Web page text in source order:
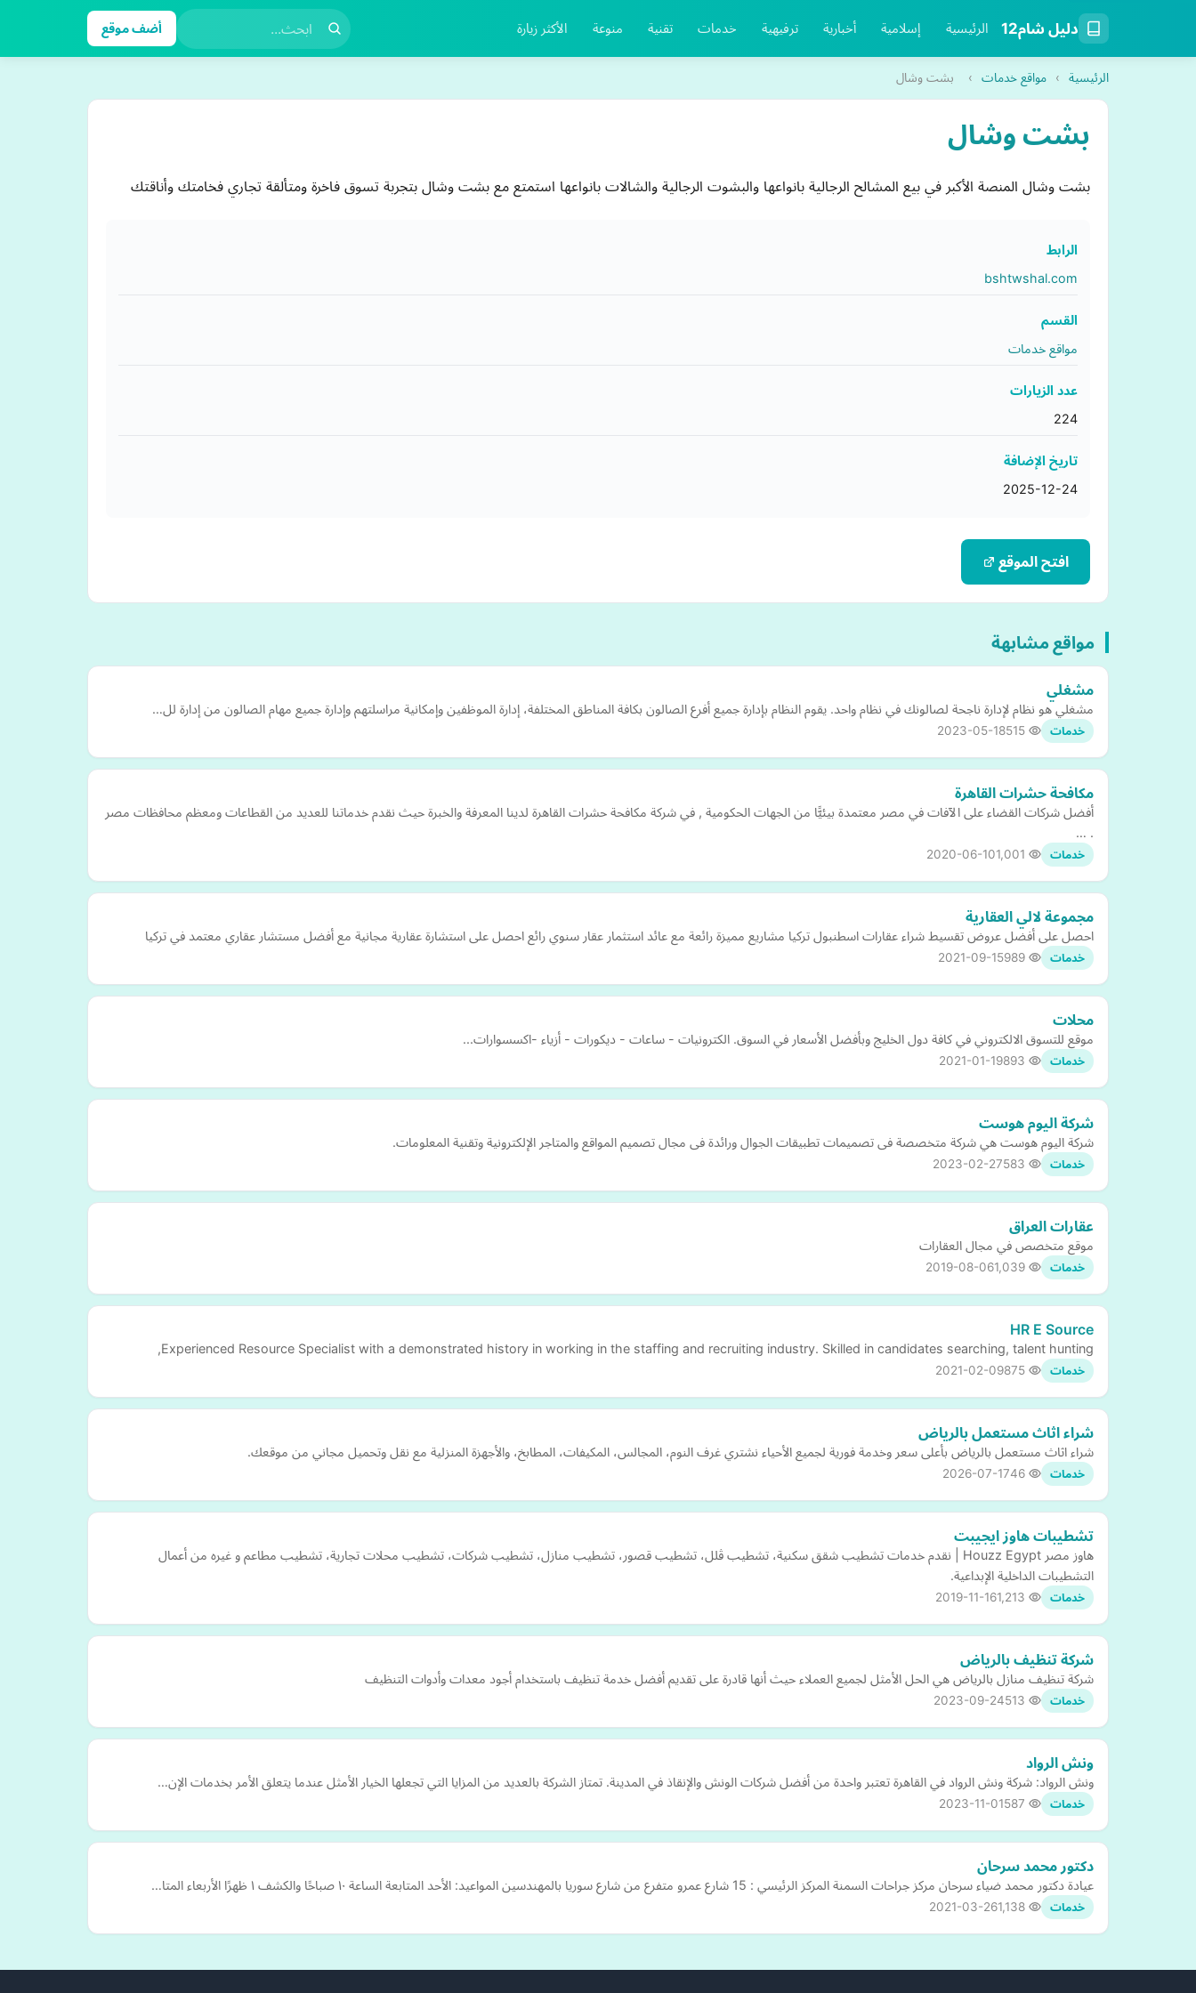
دليل شام12 الرئيسية إسلامية أخبارية ترفيهية خدمات تقنية منوعة الأكثر زيارة أضف موقع
الرئيسية › مواقع خدمات › بشت وشال
بشت وشال
بشت وشال المنصة الأكبر في بيع المشالح الرجالية بانواعها والبشوت الرجالية والشالات بانواعها استمتع مع بشت وشال بتجربة تسوق فاخرة ومتألقة تجاري فخامتك وأناقتك
الرابط
bshtwshal.com
القسم
مواقع خدمات
عدد الزيارات
224
تاريخ الإضافة
2025-12-24
افتح الموقع
مواقع مشابهة
مشغلي
مشغلي هو نظام لإدارة ناجحة لصالونك في نظام واحد. يقوم النظام بإدارة جميع أفرع الصالون بكافة المناطق المختلفة، إدارة الموظفين وإمكانية مراسلتهم وإدارة جميع مهام الصالون من إدارة لل…
خدمات 2023-05-18
مكافحة حشرات القاهرة
أفضل شركات القضاء على الآفات في مصر معتمدة بيئيًّا من الجهات الحكومية , في شركة مكافحة حشرات القاهرة لدينا المعرفة والخبرة حيث نقدم خدماتنا للعديد من القطاعات ومعظم محافظات مصر
. …
خدمات 2020-06-10
مجموعة لالي العقارية
احصل على أفضل عروض تقسيط شراء عقارات اسطنبول تركيا مشاريع مميزة رائعة مع عائد استثمار عقار سنوي رائع احصل على استشارة عقارية مجانية مع أفضل مستشار عقاري معتمد في تركيا
خدمات 2021-09-15
محلات
موقع للتسوق الالكتروني في كافة دول الخليج وبأفضل الأسعار في السوق. الكترونيات - ساعات - ديكورات - أزياء -اكسسوارات...
خدمات 2021-01-19
شركة اليوم هوست
شركة اليوم هوست هي شركة متخصصة فى تصميمات تطبيقات الجوال ورائدة فى مجال تصميم المواقع والمتاجر الإلكترونية وتقنية المعلومات.
خدمات 2023-02-27
عقارات العراق
موقع متخصص في مجال العقارات
خدمات 2019-08-06
HR E Source
Experienced Resource Specialist with a demonstrated history in working in the staffing and recruiting industry. Skilled in candidates searching, talent hunting,
خدمات 2021-02-09
شراء اثاث مستعمل بالرياض
شراء اثاث مستعمل بالرياض بأعلى سعر وخدمة فورية لجميع الأحياء نشتري غرف النوم، المجالس، المكيفات، المطابخ، والأجهزة المنزلية مع نقل وتحميل مجاني من موقعك.
خدمات 2026-07-17
تشطيبات هاوز ايجيبت
هاوز مصر Houzz Egypt | نقدم خدمات تشطيب شقق سكنية، تشطيب ڤلل، تشطيب قصور، تشطيب منازل، تشطيب شركات، تشطيب محلات تجارية، تشطيب مطاعم و غيره من أعمال
التشطيبات الداخلية الإبداعية.
خدمات 2019-11-16
شركة تنظيف بالرياض
شركة تنظيف منازل بالرياض هي الحل الأمثل لجميع العملاء حيث أنها قادرة على تقديم أفضل خدمة تنظيف باستخدام أجود معدات وأدوات التنظيف
خدمات 2023-09-24
ونش الرواد
ونش الرواد: شركة ونش الرواد في القاهرة تعتبر واحدة من أفضل شركات الونش والإنقاذ في المدينة. تمتاز الشركة بالعديد من المزايا التي تجعلها الخيار الأمثل عندما يتعلق الأمر بخدمات الإن…
خدمات 2023-11-01
دكتور محمد سرحان
عيادة دكتور محمد ضياء سرحان مركز جراحات السمنة المركز الرئيسي : 15 شارع عمرو متفرع من شارع سوريا بالمهندسين المواعيد: الأحد المتابعة الساعة ١٠ صباحًا والكشف ١ ظهرًا الأربعاء المتا…
خدمات 2021-03-26